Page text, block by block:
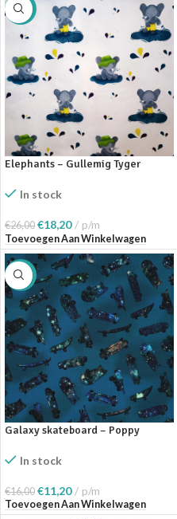
SALE
Elephants – Gullemig Tyger
In stock
€26,00 €18,20 p/m
Toevoegen Aan Winkelwagen
SALE
Galaxy skateboard – Poppy
In stock
€16,00 €11,20 p/m
Toevoegen Aan Winkelwagen